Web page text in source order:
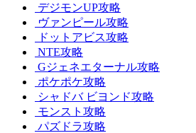
デジモンUP攻略
ヴァンピール攻略
ドットアビス攻略
NTE攻略
Gジェネエターナル攻略
ポケポケ攻略
シャドバ ビヨンド攻略
モンスト攻略
パズドラ攻略